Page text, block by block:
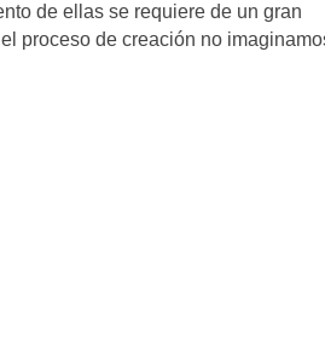
de ellas se requiere de un gran
proceso de creación no